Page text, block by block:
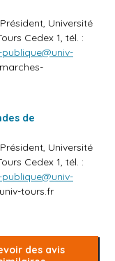
Université
Cedex 1, tél. :
de
Université
Cedex 1, tél. :
tours.fr
des avis